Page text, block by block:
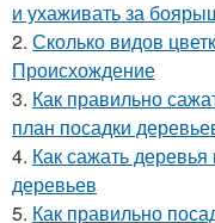
и ухаживать за
2. Сколько видов
Происхождение
3. Как правильно
план посадки
4. Как сажать
деревьев
5. Как правильно